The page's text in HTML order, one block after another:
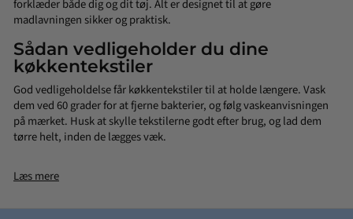
forklæder både dig og dit tøj. Alt er designet til at gøre
madlavningen sikker og praktisk.
Sådan vedligeholder du dine
køkkentekstiler
God vedligeholdelse får køkkentekstiler til at holde længere. Vask
dem ved 60 grader for at fjerne bakterier, og følg vaskeanvisningen
på mærket. Husk at skylle tekstilerne godt efter brug, og lad dem
tørre helt, inden de lægges væk.
Læs mere